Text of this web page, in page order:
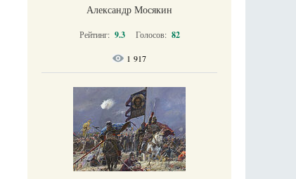
Александр Мосякин
Рейтинг: 9.3 Голосов: 82
1 917